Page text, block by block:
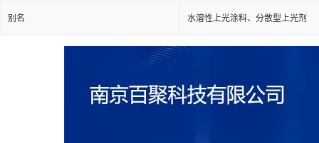
别名 水溶性上光涂料、分散型上光剂